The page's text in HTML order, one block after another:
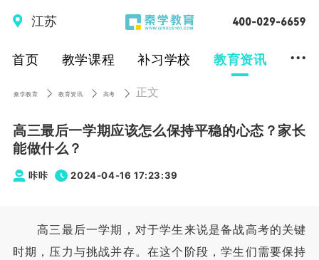
江苏
首页 教学课程 补习学校 教育资讯 ...
秦学教育 教育资讯 高考 正文
高三最后一学期应该怎么保持平稳的心态？家长
能做什么？
咔咔 2024-04-16 17:23:39
高三最后一学期，对于学生来说是备战高考的关键
时期，压力与挑战并存。在这个阶段，学生们需要保持